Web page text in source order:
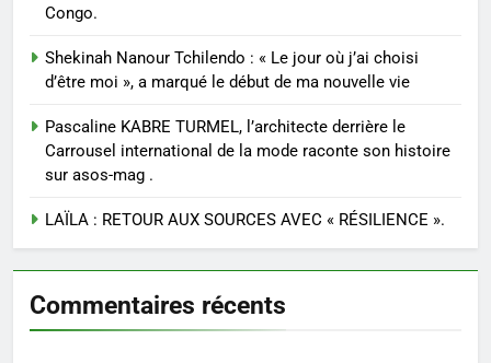
Congo.
Shekinah Nanour Tchilendo : « Le jour où j’ai choisi
d’être moi », a marqué le début de ma nouvelle vie
Pascaline KABRE TURMEL, l’architecte derrière le
Carrousel international de la mode raconte son histoire
sur asos-mag .
LAÏLA : RETOUR AUX SOURCES AVEC « RÉSILIENCE ».
Commentaires récents